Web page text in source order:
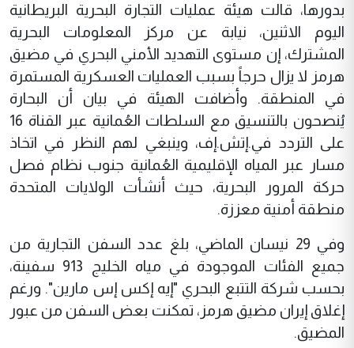
بدورها، قالت هيئة عمليات التجارة البحرية البريطانية
اليوم الاثنين، نيابة عن مركز المعلومات البحرية
المشترك، إن مستوى التهديد الأمني البحري في مضيق
هرمز لا يزال حرجاً بسبب العمليات العسكرية المستمرة
في المنطقة. وأضافت الهيئة في بيان أن البحارة
يُنصحون بالتنسيق مع السلطات العُمانية عبر القناة 16
على التردد في.إتش.إف، وينبغي لهم النظر في اتخاذ
مسار عبر المياه الإقليمية العُمانية جنوب نظام فصل
حركة المرور البحرية، حيث أنشأت الولايات المتحدة
منطقة أمنية معززة.
وفي 29 نيسان الماضي، بلغ عدد السفن التجارية من
جميع الفئات الموجودة في مياه الخليج 913 سفينة،
بحسب شركة التتبع البحري "إيه إكس إس مارين". ورغم
إغلاق إيران مضيق هرمز، تمكنت بعض السفن من عبور
المضيق.